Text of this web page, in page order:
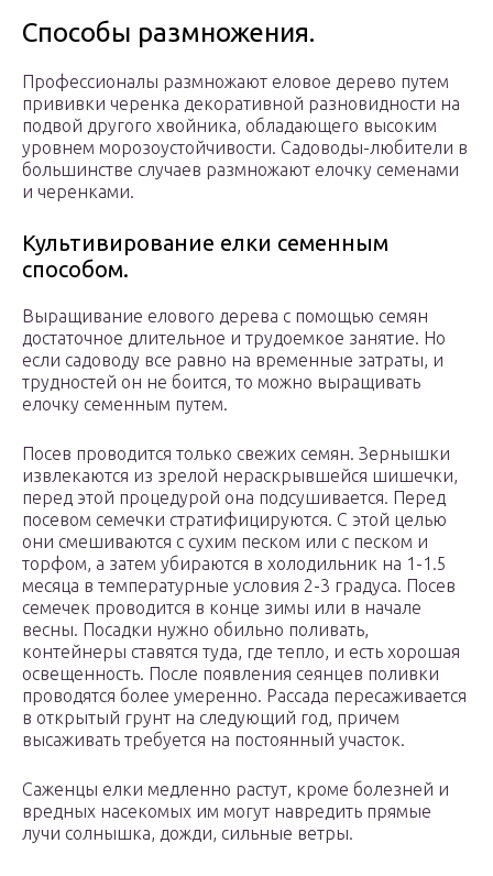
Способы размножения.
Профессионалы размножают еловое дерево путем
прививки черенка декоративной разновидности на
подвой другого хвойника, обладающего высоким
уровнем морозоустойчивости. Садоводы-любители в
большинстве случаев размножают елочку семенами
и черенками.
Культивирование елки семенным
способом.
Выращивание елового дерева с помощью семян
достаточное длительное и трудоемкое занятие. Но
если садоводу все равно на временные затраты, и
трудностей он не боится, то можно выращивать
елочку семенным путем.
Посев проводится только свежих семян. Зернышки
извлекаются из зрелой нераскрывшейся шишечки,
перед этой процедурой она подсушивается. Перед
посевом семечки стратифицируются. С этой целью
они смешиваются с сухим песком или с песком и
торфом, а затем убираются в холодильник на 1-1.5
месяца в температурные условия 2-3 градуса. Посев
семечек проводится в конце зимы или в начале
весны. Посадки нужно обильно поливать,
контейнеры ставятся туда, где тепло, и есть хорошая
освещенность. После появления сеянцев поливки
проводятся более умеренно. Рассада пересаживается
в открытый грунт на следующий год, причем
высаживать требуется на постоянный участок.
Саженцы елки медленно растут, кроме болезней и
вредных насекомых им могут навредить прямые
лучи солнышка, дожди, сильные ветры.